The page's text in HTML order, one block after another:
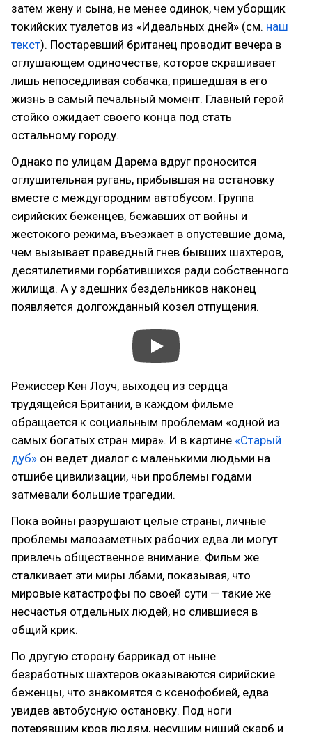
затем жену и сына, не менее одинок, чем уборщик
токийских туалетов из «Идеальных дней» (см. наш
текст). Постаревший британец проводит вечера в
оглушающем одиночестве, которое скрашивает
лишь непоседливая собачка, пришедшая в его
жизнь в самый печальный момент. Главный герой
стойко ожидает своего конца под стать
остальному городу.
Однако по улицам Дарема вдруг проносится
оглушительная ругань, прибывшая на остановку
вместе с междугородним автобусом. Группа
сирийских беженцев, бежавших от войны и
жестокого режима, въезжает в опустевшие дома,
чем вызывает праведный гнев бывших шахтеров,
десятилетиями горбатившихся ради собственного
жилища. А у здешних бездельников наконец
появляется долгожданный козел отпущения.
Режиссер Кен Лоуч, выходец из сердца
трудящейся Британии, в каждом фильме
обращается к социальным проблемам «одной из
самых богатых стран мира». И в картине «Старый
дуб» он ведет диалог с маленькими людьми на
отшибе цивилизации, чьи проблемы годами
затмевали большие трагедии.
Пока войны разрушают целые страны, личные
проблемы малозаметных рабочих едва ли могут
привлечь общественное внимание. Фильм же
сталкивает эти миры лбами, показывая, что
мировые катастрофы по своей сути — такие же
несчастья отдельных людей, но слившиеся в
общий крик.
По другую сторону баррикад от ныне
безработных шахтеров оказываются сирийские
беженцы, что знакомятся с ксенофобией, едва
увидев автобусную остановку. Под ноги
потерявшим кров людям, несущим нищий скарб и